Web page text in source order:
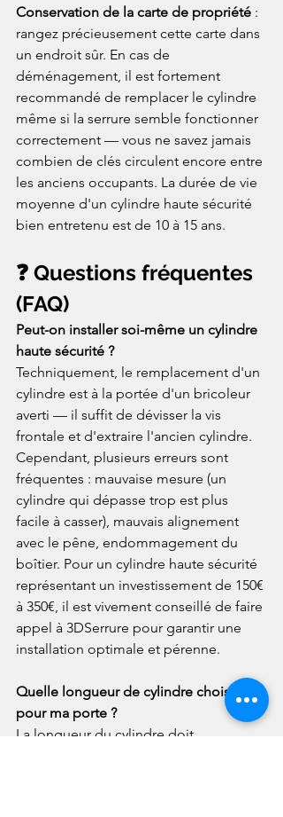
Conservation de la carte de propriété :
rangez précieusement cette carte dans
un endroit sûr. En cas de
déménagement, il est fortement
recommandé de remplacer le cylindre
même si la serrure semble fonctionner
correctement — vous ne savez jamais
combien de clés circulent encore entre
les anciens occupants. La durée de vie
moyenne d'un cylindre haute sécurité
bien entretenu est de 10 à 15 ans.
❓ Questions fréquentes
(FAQ)
Peut-on installer soi-même un cylindre
haute sécurité ?
Techniquement, le remplacement d'un
cylindre est à la portée d'un bricoleur
averti — il suffit de dévisser la vis
frontale et d'extraire l'ancien cylindre.
Cependant, plusieurs erreurs sont
fréquentes : mauvaise mesure (un
cylindre qui dépasse trop est plus
facile à casser), mauvais alignement
avec le pêne, endommagement du
boîtier. Pour un cylindre haute sécurité
représentant un investissement de 150€
à 350€, il est vivement conseillé de faire
appel à 3DSerrure pour garantir une
installation optimale et pérenne.
Quelle longueur de cylindre choisir
pour ma porte ?
La longueur du cylindre doit